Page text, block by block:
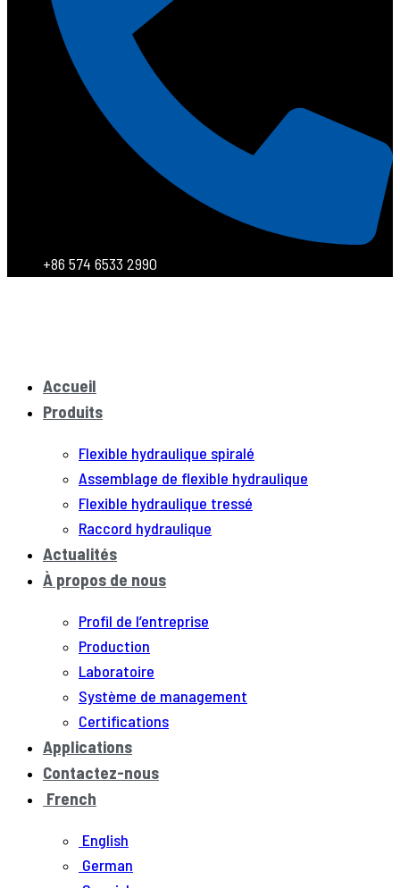
+86 574 6533 2990
Accueil
Produits
Flexible hydraulique spiralé
Assemblage de flexible hydraulique
Flexible hydraulique tressé
Raccord hydraulique
Actualités
À propos de nous
Profil de l’entreprise
Production
Laboratoire
Système de management
Certifications
Applications
Contactez-nous
French
English
German